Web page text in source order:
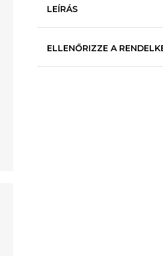
LEÍRÁS
ELLENŐRIZZE A